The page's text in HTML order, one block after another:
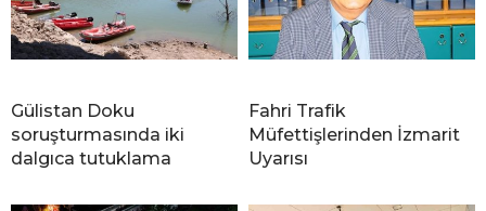
Gülistan Doku
soruşturmasında iki
dalgıca tutuklama
Fahri Trafik
Müfettişlerinden İzmarit
Uyarısı